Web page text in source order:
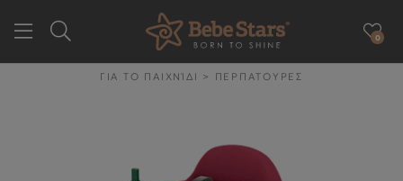
GR EN
0
ΓΙΑ ΤΟ ΠΑΙΧΝΊΔΙ > ΠΕΡΠΑΤΟΥΡΕΣ